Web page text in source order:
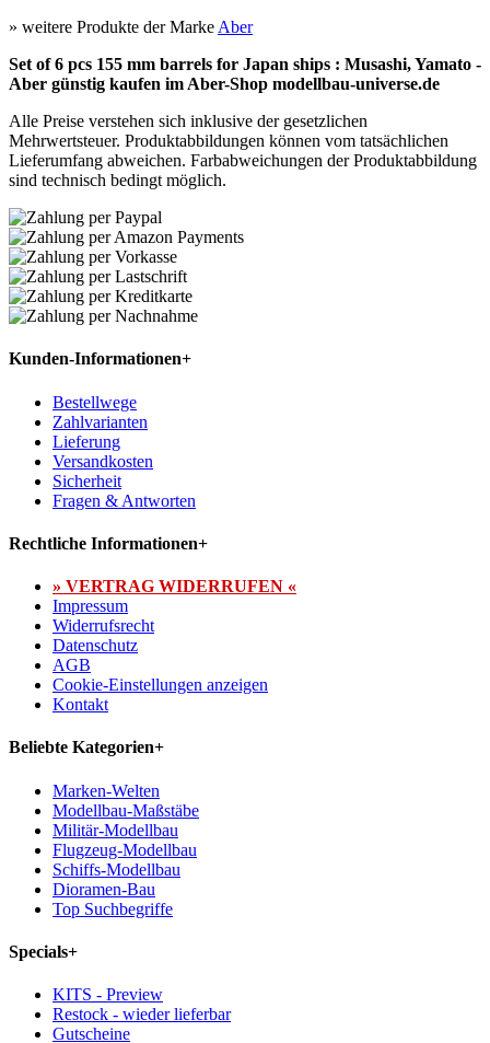
» weitere Produkte der Marke Aber
Set of 6 pcs 155 mm barrels for Japan ships : Musashi, Yamato -
Aber günstig kaufen im Aber-Shop modellbau-universe.de
Alle Preise verstehen sich inklusive der gesetzlichen
Mehrwertsteuer. Produktabbildungen können vom tatsächlichen
Lieferumfang abweichen. Farbabweichungen der Produktabbildung
sind technisch bedingt möglich.
Kunden-Informationen+
Bestellwege
Zahlvarianten
Lieferung
Versandkosten
Sicherheit
Fragen & Antworten
Rechtliche Informationen+
» VERTRAG WIDERRUFEN «
Impressum
Widerrufsrecht
Datenschutz
AGB
Cookie-Einstellungen anzeigen
Kontakt
Beliebte Kategorien+
Marken-Welten
Modellbau-Maßstäbe
Militär-Modellbau
Flugzeug-Modellbau
Schiffs-Modellbau
Dioramen-Bau
Top Suchbegriffe
Specials+
KITS - Preview
Restock - wieder lieferbar
Gutscheine